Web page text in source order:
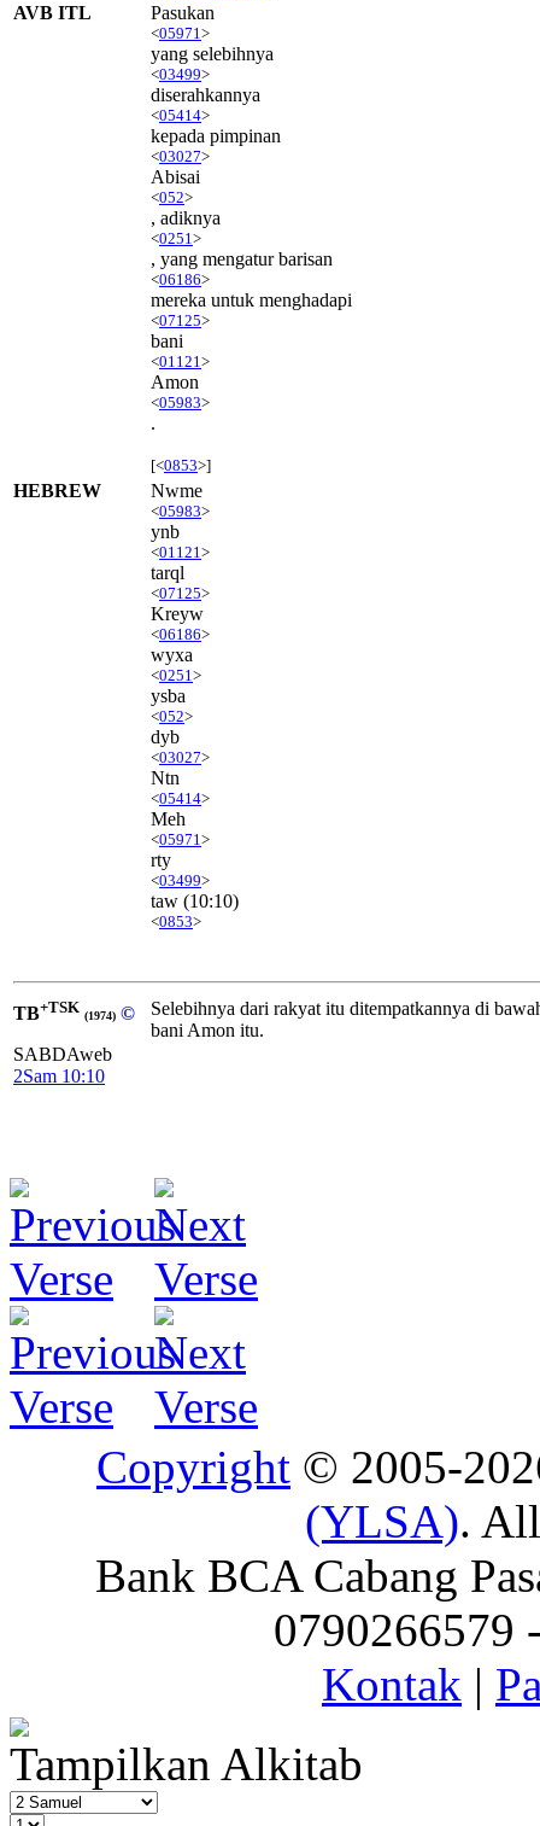
AVB ITL Pasukan
<05971 >
yang selebihnya
<03499>
diserahkannya
<05414>
kepada pimpinan
<03027>
Abisai
<052>
, adiknya
<0251 >
, yang mengatur barisan
<06186>
mereka untuk menghadapi
<07125>
bani
<01121 >
Amon
<05983>
.
[<0853>]
HEBREW Nwme
<05983>
ynb
<01121 >
tarql
<07125>
Kreyw
<06186>
wyxa
<0251 >
ysba
<052>
dyb
<03027>
Ntn
<05414>
Meh
<05971 >
rty
<03499>
taw (10:10)
<0853>
TB+TSK (1974) ©
SABDAweb
2Sam 10:10
Selebihnya dari rakyat itu ditempatkannya di
bani Amon itu.
Copyright © 2005-
(YLSA).
Bank BCA Cabang
0790266579
Kontak |
Tampilkan Alkitab